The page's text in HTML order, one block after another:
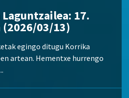
17.
(2026/03/13)
egingo ditugu Korrika
artean. Hementxe hurrengo